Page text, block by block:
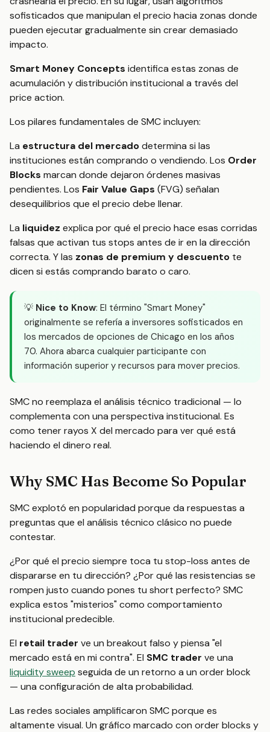
sofisticados que manipulan el precio hacia zonas donde
pueden ejecutar gradualmente sin crear demasiado
impacto.
Smart Money Concepts identifica estas zonas de
acumulación y distribución institucional a través del
price action.
Los pilares fundamentales de SMC incluyen:
La estructura del mercadodetermina si las
instituciones están comprando o vendiendo. Los Order
Blocks marcan donde dejaron órdenes masivas
pendientes. Los Fair Value Gaps (FVG) señalan
desequilibrios que el precio debe llenar.
La liquidez explica por qué el precio hace esas corridas
falsas que activan tus stops antes de ir en la dirección
correcta. Y las zonas de premium y descuento te
dicen si estás comprando barato o caro.
💡 Nice to Know: El término "Smart Money"
originalmente se refería a inversores sofisticados en
los mercados de opciones de Chicago en los años
70. Ahora abarca cualquier participante con
información superior y recursos para mover precios.
SMC no reemplaza el análisis técnico tradicional — lo
complementa con una perspectiva institucional. Es
como tener rayos X del mercado para ver qué está
haciendo el dinero real.
Why SMC Has Become So Popular
SMC explotó en popularidad porque da respuestas a
preguntas que el análisis técnico clásico no puede
contestar.
¿Por qué el precio siempre toca tu stop-loss antes de
dispararse en tu dirección? ¿Por qué las resistencias se
rompen justo cuando pones tu short perfecto? SMC
explica estos "misterios" como comportamiento
institucional predecible.
El retail trader ve un breakout falso y piensa "el
mercado está en mi contra". El SMC trader ve una
liquidity sweep seguida de un retorno a un order block
— una configuración de alta probabilidad.
Las redes sociales amplificaron SMC porque es
altamente visual. Un gráfico marcado con order blocks y